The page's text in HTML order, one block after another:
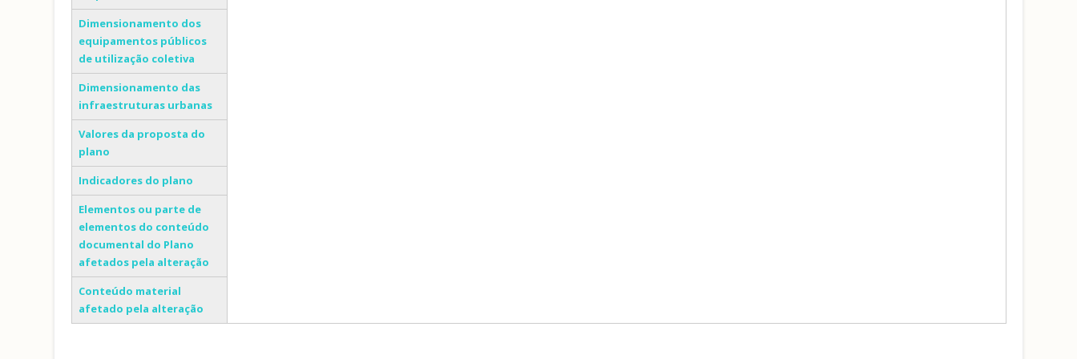
Dimensionamento dos
equipamentos públicos
de utilização coletiva
Dimensionamento das
infraestruturas urbanas
Valores da proposta do
plano
Indicadores do plano
Elementos ou parte de
elementos do conteúdo
documental do Plano
afetados pela alteração
Conteúdo material
afetado pela alteração